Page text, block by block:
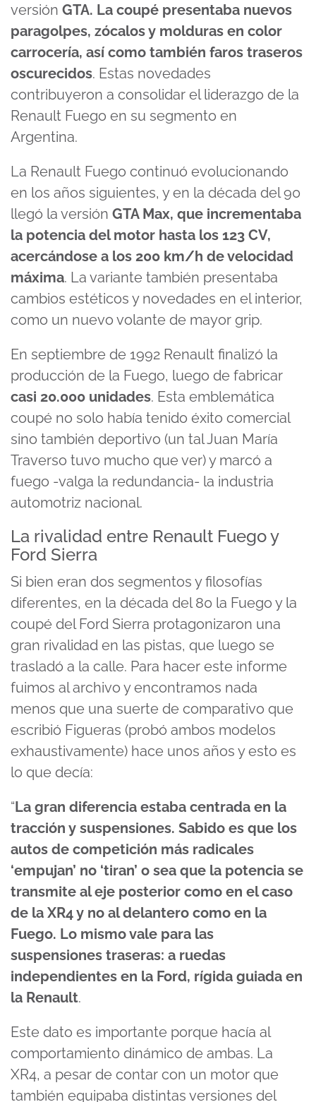
versión GTA. La coupé presentaba nuevos
paragolpes, zócalos y molduras en color
carrocería, así como también faros traseros
oscurecidos. Estas novedades
contribuyeron a consolidar el liderazgo de la
Renault Fuego en su segmento en
Argentina.
La Renault Fuego continuó evolucionando
en los años siguientes, y en la década del 90
llegó la versión GTA Max, que incrementaba
la potencia del motor hasta los 123 CV,
acercándose a los 200 km/h de velocidad
máxima. La variante también presentaba
cambios estéticos y novedades en el interior,
como un nuevo volante de mayor grip.
En septiembre de 1992 Renault finalizó la
producción de la Fuego, luego de fabricar
casi 20.000 unidades. Esta emblemática
coupé no solo había tenido éxito comercial
sino también deportivo (un tal Juan María
Traverso tuvo mucho que ver) y marcó a
fuego -valga la redundancia- la industria
automotriz nacional.
La rivalidad entre Renault Fuego y
Ford Sierra
Si bien eran dos segmentos y filosofías
diferentes, en la década del 80 la Fuego y la
coupé del Ford Sierra protagonizaron una
gran rivalidad en las pistas, que luego se
trasladó a la calle. Para hacer este informe
fuimos al archivo y encontramos nada
menos que una suerte de comparativo que
escribió Figueras (probó ambos modelos
exhaustivamente) hace unos años y esto es
lo que decía:
“La gran diferencia estaba centrada en la
tracción y suspensiones. Sabido es que los
autos de competición más radicales
‘empujan’ no ‘tiran’ o sea que la potencia se
transmite al eje posterior como en el caso
de la XR4 y no al delantero como en la
Fuego. Lo mismo vale para las
suspensiones traseras: a ruedas
independientes en la Ford, rígida guiada en
la Renault.
Este dato es importante porque hacía al
comportamiento dinámico de ambas. La
XR4, a pesar de contar con un motor que
también equipaba distintas versiones del